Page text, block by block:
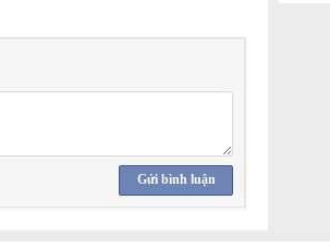
Gửi bình luận